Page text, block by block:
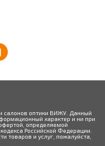
салонов оптики ВИЖУ. Данный
характер и ни при
определяемой
Российской Федерации.
товаров и услуг, пожалуйста,